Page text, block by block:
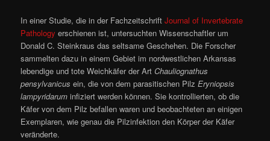
In einer Studie, die in der FachzeitschriftJournal of Invertebrate
Pathology erschienen ist, untersuchten Wissenschaftler um
Donald C. Steinkraus das seltsame Geschehen. Die Forscher
sammelten dazu in einem Gebiet im nordwestlichen Arkansas
lebendige und tote Weichkäfer der ArtChauliognathus
pensylvanicus ein, die von dem parasitischen PilzEryniopsis
lampyridarum infiziert werden können. Sie kontrollierten, ob die
Käfer von dem Pilz befallen waren und beobachteten an einigen
Exemplaren, wie genau die Pilzinfektion den Körper der Käfer
veränderte.